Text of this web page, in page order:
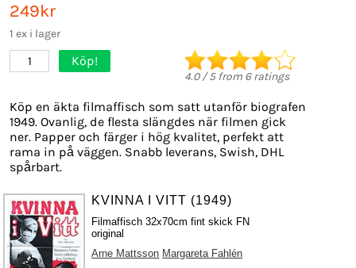
249kr
1 ex i lager
1 Köp!
4.0/5from 6ratings
Köp en äkta filmaffisch som satt utanför biografen
1949. Ovanlig, de flesta slängdes när filmen gick
ner. Papper och färger i hög kvalitet, perfekt att
rama in på väggen. Snabb leverans, Swish, DHL
spårbart.
KVINNA I VITT (1949)
Filmaffisch 32x70cm fint skick FN
original
Arne Mattsson Margareta Fahlén